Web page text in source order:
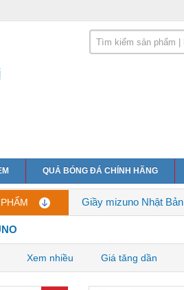
QUẢ BÓNG ĐÁ CHÍNH HÃNG
Giầy mizuno Nhật Bản
Xem nhiều Giá tăng dần